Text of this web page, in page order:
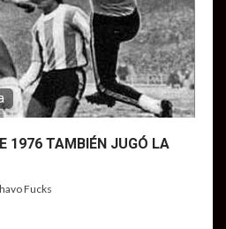
1976 TAMBIÉN JUGÓ LA
Fucks